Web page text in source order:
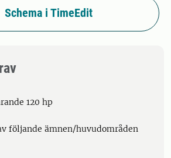
Schema i TimeEdit
120 hp
följande ämnen/huvudområden